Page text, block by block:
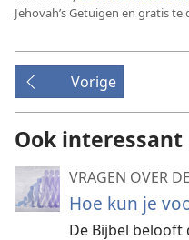
Jehovah’s Getuigen en gratis
Vorige
Ook interessant
VRAGEN OVER
Hoe kun je
De Bijbel belooft